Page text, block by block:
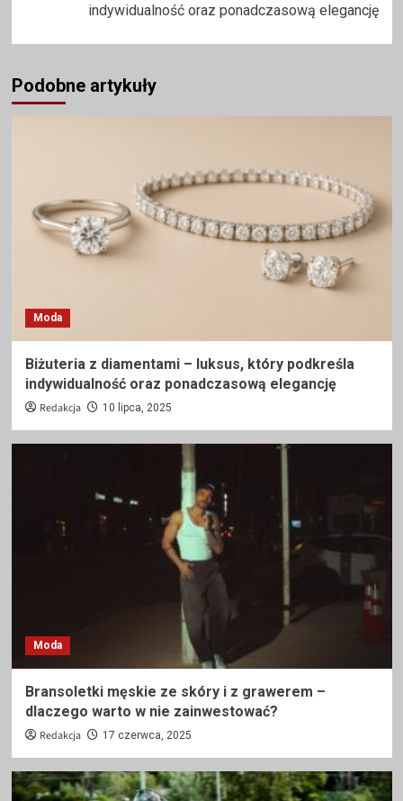
indywidualność oraz ponadczasową elegancję
Podobne artykuły
Moda
Biżuteria z diamentami – luksus, który podkreśla
indywidualność oraz ponadczasową elegancję
Redakcja 10 lipca, 2025
Moda
Bransoletki męskie ze skóry i z grawerem –
dlaczego warto w nie zainwestować?
Redakcja 17 czerwca, 2025